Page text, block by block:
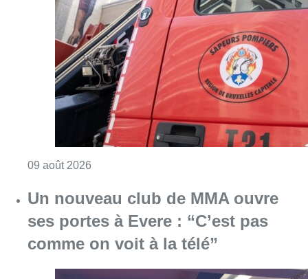
09 août 2026
Un nouveau club de MMA ouvre
ses portes à Evere : “C’est pas
comme on voit à la télé”